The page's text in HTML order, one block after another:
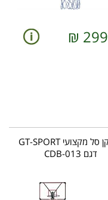
299
₪
מתקן סל מקצועי GT-SPORT
דגם CDB-013